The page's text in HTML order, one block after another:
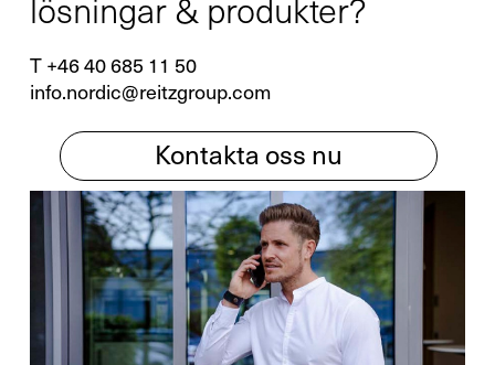
lösningar & produkter?
T +46 40 685 11 50
info.nordic@reitzgroup.com
Kontakta oss nu